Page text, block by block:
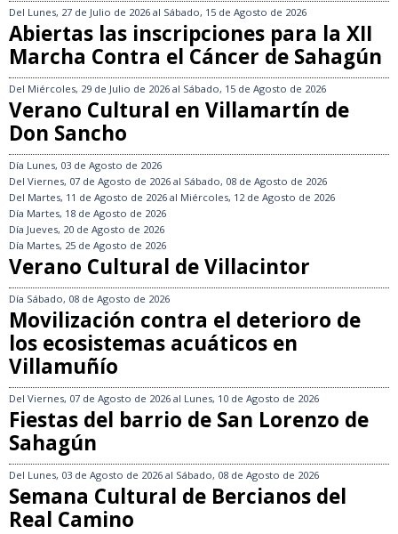
Del Lunes, 27 de Julio de 2026 al Sábado, 15 de Agosto de 2026
Abiertas las inscripciones para la XII
Marcha Contra el Cáncer de Sahagún
Del Miércoles, 29 de Julio de 2026 al Sábado, 15 de Agosto de 2026
Verano Cultural en Villamartín de
Don Sancho
Día Lunes, 03 de Agosto de 2026
Del Viernes, 07 de Agosto de 2026 al Sábado, 08 de Agosto de 2026
Del Martes, 11 de Agosto de 2026 al Miércoles, 12 de Agosto de 2026
Día Martes, 18 de Agosto de 2026
Día Jueves, 20 de Agosto de 2026
Día Martes, 25 de Agosto de 2026
Verano Cultural de Villacintor
Día Sábado, 08 de Agosto de 2026
Movilización contra el deterioro de
los ecosistemas acuáticos en
Villamuñío
Del Viernes, 07 de Agosto de 2026 al Lunes, 10 de Agosto de 2026
Fiestas del barrio de San Lorenzo de
Sahagún
Del Lunes, 03 de Agosto de 2026 al Sábado, 08 de Agosto de 2026
Semana Cultural de Bercianos del
Real Camino